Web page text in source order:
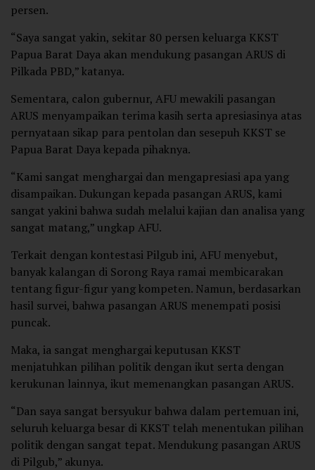
persen.
“Saya sangat yakin, sekitar 80 persen keluarga KKST
Papua Barat Daya akan mendukung pasangan ARUS di
Pilkada PBD,” katanya.
Sementara, calon gubernur, AFU mewakili pasangan
ARUS menyampaikan terima kasih serta apresiasinya atas
pernyataan sikap para pentolan dan sesepuh KKST se
Papua Barat Daya kepada pihaknya.
“Kami sangat menghargai dan mengapresiasi apa yang
disampaikan. Dukungan kepada pasangan ARUS, kami
sangat yakini bahwa sudah melalui kajian dan analisa yang
sangat matang,” ungkap AFU.
Terkait dengan kontestasi Pilgub ini, AFU menyebut,
banyak kalangan di Sorong Raya ramai membicarakan
tentang figur-figur yang kompeten. Namun, berdasarkan
hasil survei, bahwa pasangan ARUS menempati posisi
puncak.
Maka, ia sangat menghargai keputusan KKST
menjatuhkan pilihan politik dengan ikut serta dengan
kerukunan lainnya, ikut memenangkan pasangan ARUS.
“Dan saya sangat bersyukur bahwa dalam pertemuan ini,
seluruh keluarga besar di KKST telah menentukan pilihan
politik dengan sangat tepat. Mendukung pasangan ARUS
di Pilgub,” akunya.